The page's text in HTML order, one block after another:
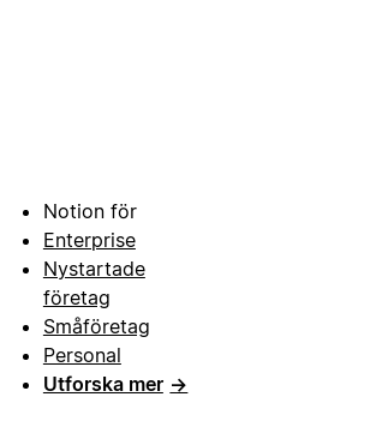
Notion för
Enterprise
Nystartade
företag
Småföretag
Personal
Utforska mer →